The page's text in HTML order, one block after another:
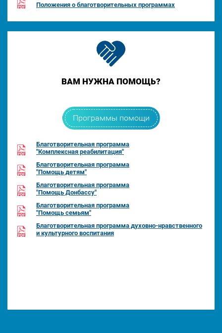
Положения о благотворительных программах
ВАМ НУЖНА ПОМОЩЬ?
Программы помощи
Благотворительная программа
"Комплексная реабилитация"
Благотворительная программа
"Помощь детям"
Благотворительная программа
"Помощь Донбассу"
Благотворительная программа
"Помощь семьям"
Благотворительная программа духовно-нравственного
и культурного воспитания